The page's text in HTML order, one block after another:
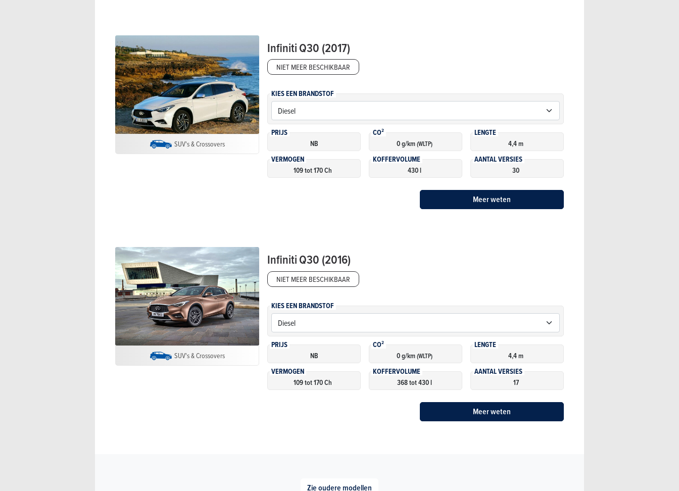
SUV's & Crossovers
InfinitiQ30 (2017)
NIET MEER BESCHIKBAAR
KIES EEN BRANDSTOF
PRIJS
NB
CO²
0 g/km(WLTP)
LENGTE
4,4 m
VERMOGEN
109 tot 170 Ch
KOFFERVOLUME
430 l
AANTAL VERSIES
30
Meer weten
SUV's & Crossovers
InfinitiQ30 (2016)
NIET MEER BESCHIKBAAR
KIES EEN BRANDSTOF
PRIJS
NB
CO²
0 g/km(WLTP)
LENGTE
4,4 m
VERMOGEN
109 tot 170 Ch
KOFFERVOLUME
368 tot 430 l
AANTAL VERSIES
17
Meer weten
Zie oudere modellen